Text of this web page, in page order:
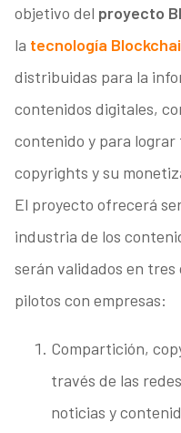
objetivo del proyecto
la tecnología
distribuidas para la
contenidos digitales,
contenido y para
copyrights y su
El proyecto ofrecerá
industria de los
serán validados en tres
pilotos con empresas:
Compartición,
través de las
noticias y